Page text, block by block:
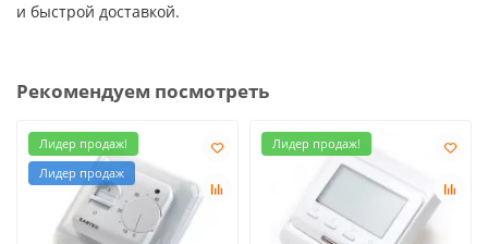
и быстрой доставкой.
Рекомендуем посмотреть
Лидер продаж!
Лидер продаж
Лидер продаж!